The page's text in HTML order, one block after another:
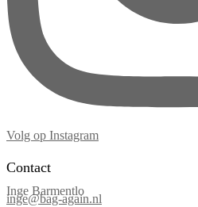
Volg op Instagram
Contact
Inge Barmentlo
inge@bag-again.nl